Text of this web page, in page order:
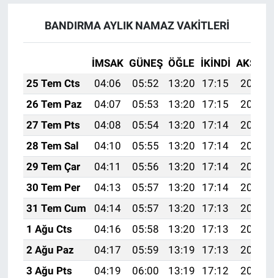
BANDIRMA AYLIK NAMAZ VAKITLERI
İMSAK GÜNEŞ ÖĞLE İKINDI AKŞAM
25 Tem Cts
04:06 05:52 13:20 17:15
20:37
26 Tem Paz
04:07 05:53 13:20 17:15
20:37
27 Tem Pts
04:08 05:54 13:20 17:14
20:36
28 Tem Sal
04:10 05:55 13:20 17:14
20:35
29 Tem Çar
04:11 05:56 13:20 17:14
20:34
30 Tem Per
04:13 05:57 13:20 17:14
20:33
31 Tem Cum
04:14 05:57 13:20 17:13
20:32
1 Ağu Cts
04:16 05:58 13:20 17:13
20:31
2 Ağu Paz
04:17 05:59 13:19 17:13
20:30
3 Ağu Pts
04:19 06:00 13:19 17:12
20:29